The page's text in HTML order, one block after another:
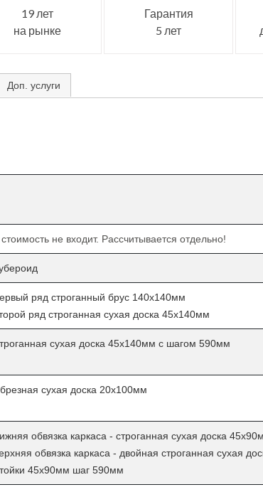
19 лет
на рынке
Гарантия
5 лет
Доп. услуги
не входит. Рассчитывается отдельно!
ряд строганный брус 140х140мм
ряд строганная сухая доска 45х140мм
сухая доска 45х140мм с шагом 590мм
сухая доска 20х100мм
обвязка каркаса - строганная сухая доска
обвязка каркаса - двойная строганная сухая
45х90мм шаг 590мм